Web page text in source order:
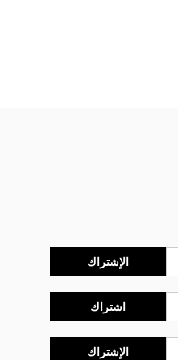
الإشتراك
اشتراك
الإشتراك